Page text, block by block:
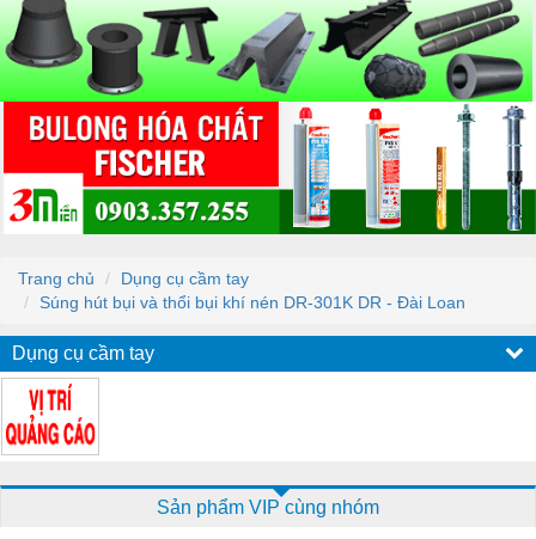
Trang chủ
Dụng cụ cầm tay
Súng hút bụi và thổi bụi khí nén DR-301K DR - Đài Loan
Dụng cụ cầm tay
Sản phẩm VIP cùng nhóm